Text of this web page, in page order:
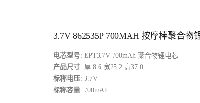
3.7V 862535P 700MAH 按摩棒聚合物
电芯型号: EPT3.7V 700mAh 聚合物锂电芯
产品尺寸: 厚 8.6 宽25.2 高37.0
标称电压: 3.7V
标称容量: 700mAh